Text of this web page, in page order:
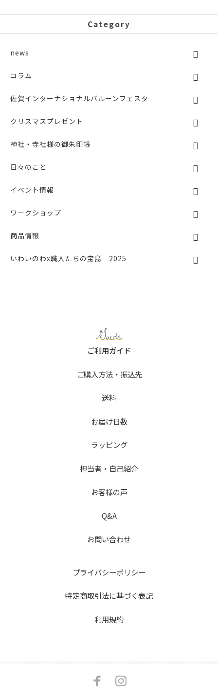
e
b
o
k
er
Category
news
コラム
佐賀インターナショナルバルーンフェスタ
クリスマスプレゼント
神社・寺社様の御朱印帳
日々のこと
イベント情報
ワークショップ
商品情報
いわいのわx職人たちの宝島 2025
Guide
ご利用ガイド
ご購入方法・振込先
送料
お届け日数
ラッピング
担当者・自己紹介
お客様の声
Q&A
お問い合わせ
プライバシーポリシー
特定商取引法に基づく表記
利用規約